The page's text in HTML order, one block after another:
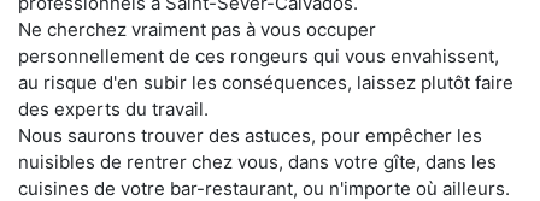
Ne cherchez vraiment pas à vous occuper
personnellement de ces rongeurs qui vous envahissent,
au risque d'en subir les conséquences, laissez plutôt faire
des experts du travail.
Nous saurons trouver des astuces, pour empêcher les
nuisibles de rentrer chez vous, dans votre gîte, dans les
cuisines de votre bar-restaurant, ou n'importe où ailleurs.